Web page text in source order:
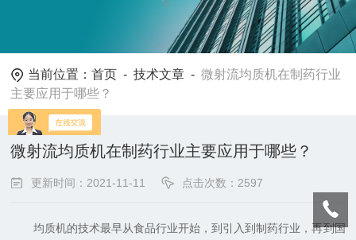
当前位置：首页 -技术文章 -微射流均质机在制药行业
主要应用于哪些？
微射流均质机在制药行业主要应用于哪些？
更新时间：2021-11-11 点击次数：2597
均质机的技术最早从食品行业开始，到引入到制药行业，再到国